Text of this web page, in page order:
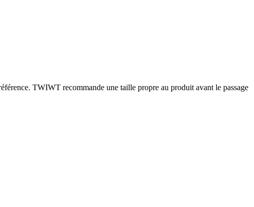
TWIWT recommande une taille propre au produit avant le passage